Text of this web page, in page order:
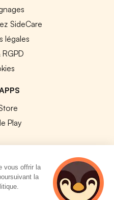
SideCare
légales
Play
droits réservés.
vous offrir la
la
3 personnes